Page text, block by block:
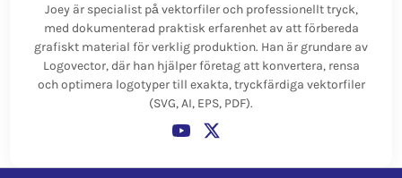
Joey är specialist på vektorfiler och professionellt tryck,
med dokumenterad praktisk erfarenhet av att förbereda
grafiskt material för verklig produktion. Han är grundare av
Logovector, där han hjälper företag att konvertera, rensa
och optimera logotyper till exakta, tryckfärdiga vektorfiler
(SVG, AI, EPS, PDF).